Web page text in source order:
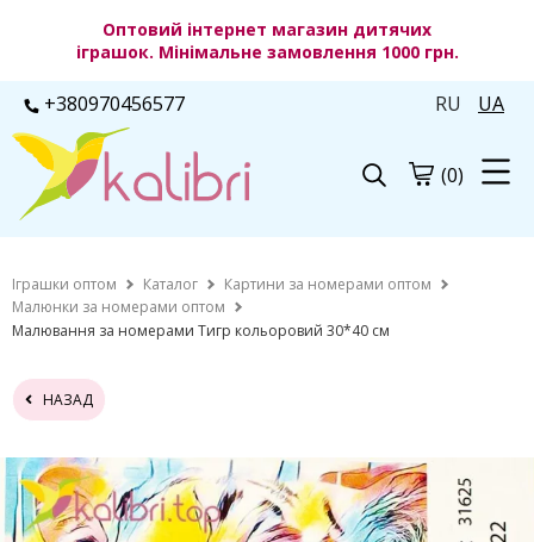
Оптовий інтернет магазин дитячих
іграшок. Мінімальне замовлення 1000 грн.
+380970456577 RU UA
(0)
Іграшки оптом Каталог
Картини за номерами оптом
Малюнки за номерами оптом
Малювання за номерами Тигр кольоровий 30*40 см
НАЗАД